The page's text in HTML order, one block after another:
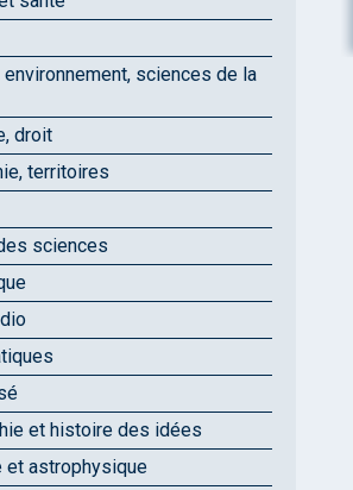
environnement, sciences de la
droit
territoires
sciences
et histoire des idées
et astrophysique